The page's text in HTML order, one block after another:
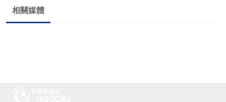
相關媒體